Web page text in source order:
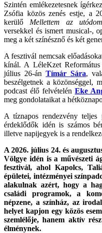
Szintén emlékezetesnek
Zsófia közös zenés estje, a
kerülő Mellettem az utódom
versekkel és ismert musical-,
meg a két színésznő és két
A fesztivál nemcsak
kínál. A LéleKzet
július 26-án Tímár Sára,
beszélgetnek a közönséggel,
podcast élő felvételén Eke
meg gondolataikat a
A tíznapos rendezvény teljes
érdeklődők idén is számos
illetve napijegyek is a
A 2026. július 24. és
Völgye idén is a művészeti
fesztivál, ahol Kapolcs,
épületei, intézményei
alakulnak azért, hogy a
családi programok, a
népzene, a színház, az
helyet kapjon egy közös
szemlélője, hanem aktív
élménynek.